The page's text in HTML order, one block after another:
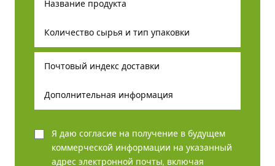
Я даю согласие на получение в будущем
коммерческой информации на указанный
адрес электронной почты, включая